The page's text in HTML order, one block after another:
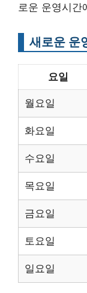
로운 운영시간
새로운 운
요일
월요일
화요일
수요일
목요일
금요일
토요일
일요일